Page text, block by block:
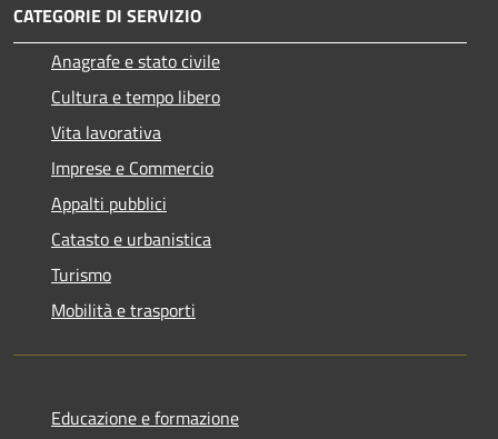
CATEGORIE DI SERVIZIO
Anagrafe e stato civile
Cultura e tempo libero
Vita lavorativa
Imprese e Commercio
Appalti pubblici
Catasto e urbanistica
Turismo
Mobilità e trasporti
Educazione e formazione